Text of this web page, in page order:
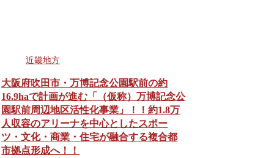
近畿地方
大阪府吹田市・万博記念公園駅前の約
16.9haで計画が進む「（仮称）万博記念公
園駅前周辺地区活性化事業」！！約1.8万
人収容のアリーナを中心としたスポー
ツ・文化・商業・住宅が融合する複合都
市拠点形成へ！！